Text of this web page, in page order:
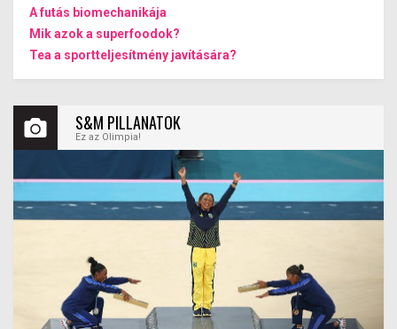
A futás biomechanikája
Mik azok a superfoodok?
Tea a sportteljesítmény javítására?
S&M PILLANATOK
Ez az Olimpia!